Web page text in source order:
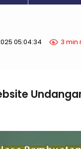
05:04:34 3 min